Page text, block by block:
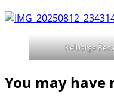
Keluarga
You may have